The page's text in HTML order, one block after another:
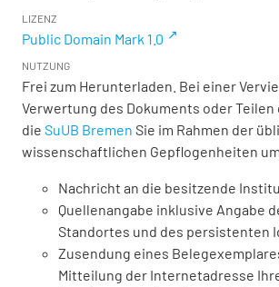
LIZENZ
Public Domain Mark 1.0
NUTZUNG
Frei zum Herunterladen. Bei einer
Verwertung des Dokuments oder Teilen
die SuUB Bremen Sie im Rahmen der
wissenschaftlichen Gepflogenheiten
Nachricht an die besitzende
Quellenangabe inklusive Angabe
Standortes und des persistenten
Zusendung eines
Mitteilung der Internetadresse